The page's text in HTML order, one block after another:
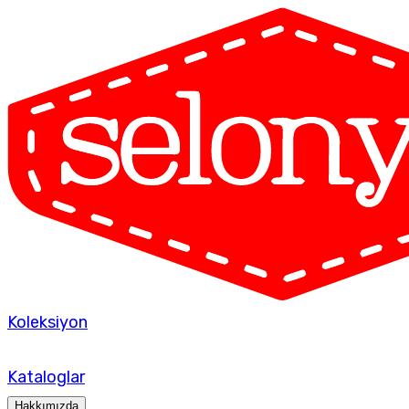
Koleksiyon
Kataloglar
Hakkımızda